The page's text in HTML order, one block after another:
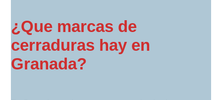
¿Que marcas de
cerraduras hay en
Granada?